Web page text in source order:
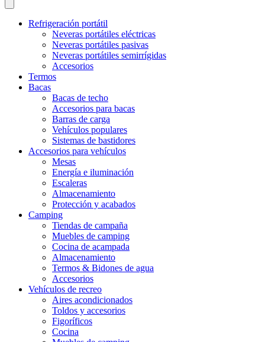
Refrigeración portátil
Neveras portátiles eléctricas
Neveras portátiles pasivas
Neveras portátiles semirrígidas
Accesorios
Termos
Bacas
Bacas de techo
Accesorios para bacas
Barras de carga
Vehículos populares
Sistemas de bastidores
Accesorios para vehículos
Mesas
Energía e iluminación
Escaleras
Almacenamiento
Protección y acabados
Camping
Tiendas de campaña
Muebles de camping
Cocina de acampada
Almacenamiento
Termos & Bidones de agua
Accesorios
Vehículos de recreo
Aires acondicionados
Toldos y accesorios
Figoríficos
Cocina